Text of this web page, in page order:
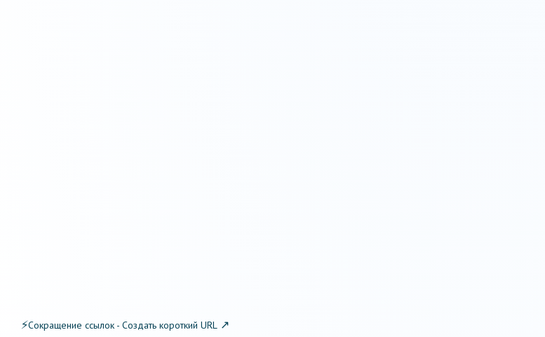
⚡Сокращение ссылок - Создать короткий URL ↗